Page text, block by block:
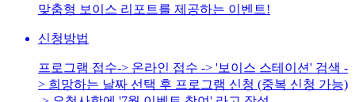
맞춤형 보이스 리포트를 제공하는 이벤트!
신청방법
프로그램 접수-> 온라인 접수 -> '보이스 스테이션' 검색 -
> 희망하는 날짜 선택 후 프로그램 신청 (중복 신청 가능)